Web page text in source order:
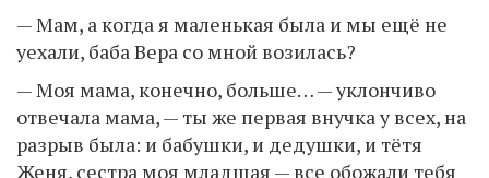
— Мам, а когда я маленькая была и мы ещё не
уехали, баба Вера со мной возилась?
— Моя мама, конечно, больше… — уклончиво
отвечала мама, — ты же первая внучка у всех, на
разрыв была: и бабушки, и дедушки, и тётя
Женя, сестра моя младшая — все обожали тебя